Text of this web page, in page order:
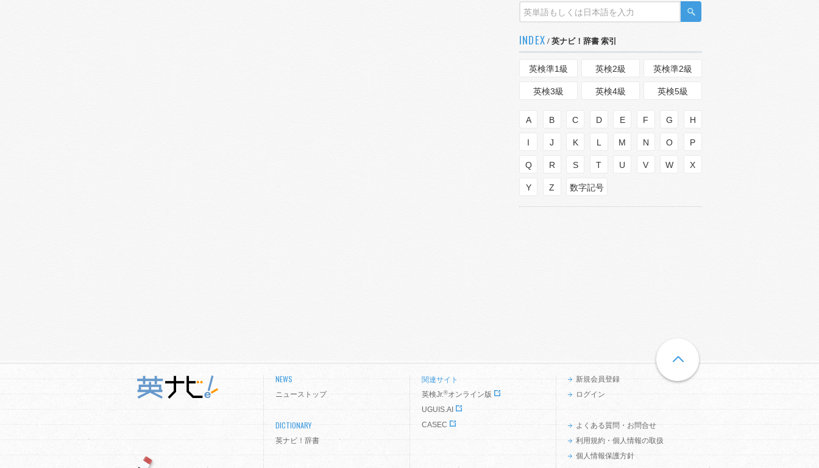
INDEX / 英ナビ！辞書 索引
英検準1級 英検2級 英検準2級
英検3級 英検4級 英検5級
A B C D E F G H
I J K L M N O P
Q R S T U V W X
Y Z 数字記号
NEWS
ニューストップ
DICTIONARY
英ナビ！辞書
関連サイト
英検Jr.®オンライン版
UGUIS.AI
CASEC
新規会員登録
ログイン
よくある質問・お問合せ
利用規約・個人情報の取扱
個人情報保護方針